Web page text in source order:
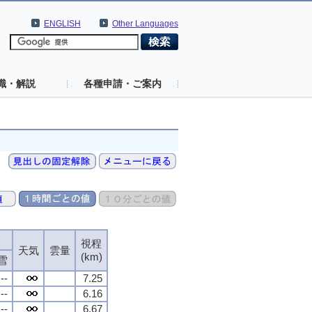
Other Languages
ENGLISH
・解説 各種申請・ご案内
天気
雲量
視程
(km)
--
7.25
--
6.16
--
6.67
天気
雲量
視程
(km)
--
7.25
--
6.16
--
6.67
天気
雲量
視程
(km)
--
7.25
--
6.16
--
6.67
天気
雲量
視程
(km)
--
7.25
--
6.16
--
6.67